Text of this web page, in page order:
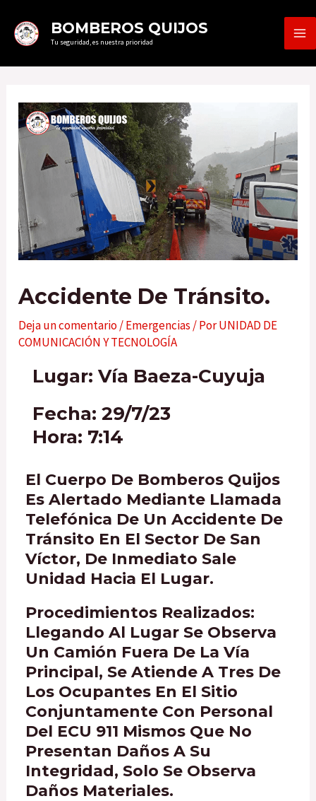
BOMBEROS QUIJOS
Tu seguridad, es nuestra prioridad
Accidente De Tránsito.
Deja un comentario/Emergencias / PorUNIDAD DE
COMUNICACIÓN Y TECNOLOGÍA
Lugar: Vía Baeza-Cuyuja
Fecha: 29/7/23
Hora: 7:14
El Cuerpo De Bomberos Quijos
Es Alertado Mediante Llamada
Telefónica De Un Accidente De
Tránsito En El Sector De San
Víctor, De Inmediato Sale
Unidad Hacia El Lugar.
Procedimientos Realizados:
Llegando Al Lugar Se Observa
Un Camión Fuera De La Vía
Principal, Se Atiende A Tres De
Los Ocupantes En El Sitio
Conjuntamente Con Personal
Del ECU 911 Mismos Que No
Presentan Daños A Su
Integridad, Solo Se Observa
Daños Materiales.